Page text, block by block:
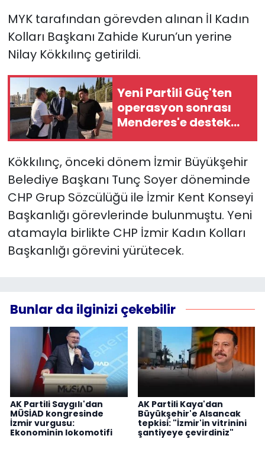
MYK tarafından görevden alınan İl Kadın
Kolları Başkanı Zahide Kurun’un yerine
Nilay Kökkılınç getirildi.
Yeni Partili Güç'ten
operasyon sonrası
Menderes'e destek
ziyareti!
Kökkılınç, önceki dönem İzmir Büyükşehir
Belediye Başkanı Tunç Soyer döneminde
CHP Grup Sözcülüğü ile İzmir Kent Konseyi
Başkanlığı görevlerinde bulunmuştu. Yeni
atamayla birlikte CHP İzmir Kadın Kolları
Başkanlığı görevini yürütecek.
Bunlar da ilginizi çekebilir
AK Partili Saygılı'dan
MÜSİAD kongresinde
İzmir vurgusu:
Ekonominin lokomotifi
AK Partili Kaya'dan
Büyükşehir'e Alsancak
tepkisi: "İzmir'in vitrinini
şantiyeye çevirdiniz"